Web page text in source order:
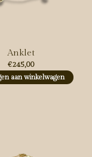
Anklet
€245,00
aan winkelwagen